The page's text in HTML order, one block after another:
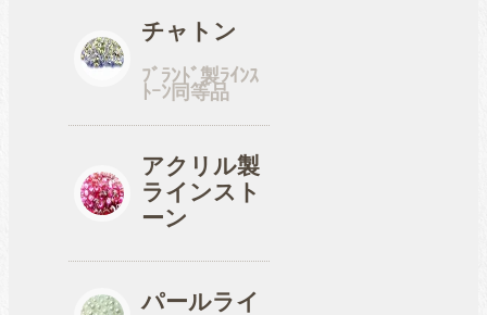
収納ケース
チャトン
ﾌﾞﾗﾝﾄﾞ製ﾗｲﾝｽ
ﾄｰﾝ同等品
アクリル製
ラインスト
ーン
パールライ